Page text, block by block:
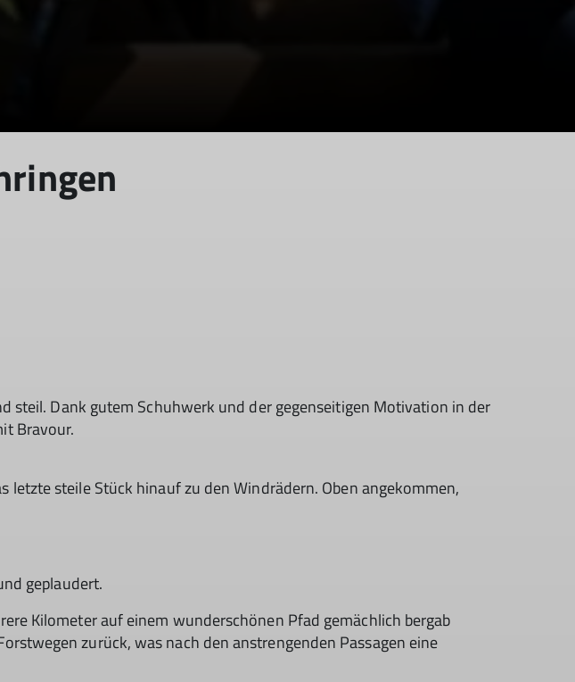
steil. Dank gutem Schuhwerk und der gegenseitigen Motivation in der
Bravour.
letzte steile Stück hinauf zu den Windrädern. Oben angekommen,
geplaudert.
Kilometer auf einem wunderschönen Pfad gemächlich bergab
zurück, was nach den anstrengenden Passagen eine